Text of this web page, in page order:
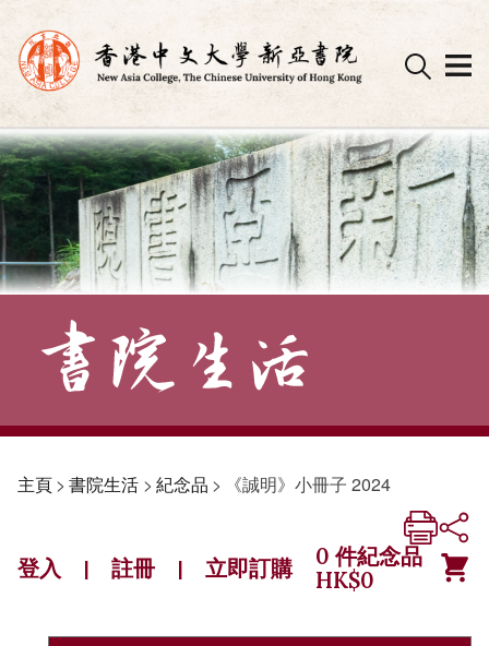
Skip
to
content
主頁> 書院生活 > 紀念品 > 《誠明》小冊子 2024
登入 | 註冊 | 立即訂購 0 件紀念品
HK$0